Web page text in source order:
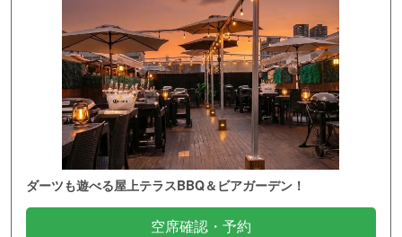
ダーツも遊べる屋上テラスBBQ＆ビアガーデン！
空席確認・予約